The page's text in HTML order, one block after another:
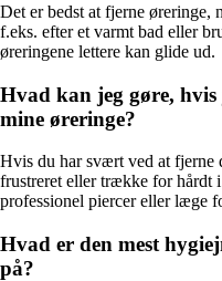
Det er bedst at fjerne øreringe,
f.eks. efter et varmt bad eller
øreringene lettere kan glide ud.
Hvad kan jeg gøre,
mine øreringe?
Hvis du har svært ved at fjerne
frustreret eller trække for hårdt
professionel piercer eller læge
Hvad er den mest
på?